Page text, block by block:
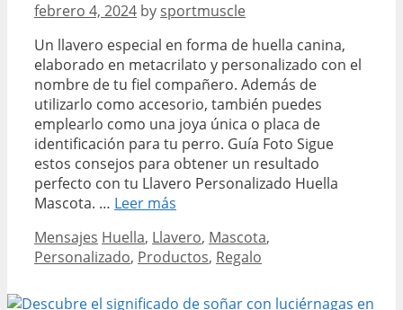
febrero 4, 2024 by sportmuscle
Un llavero especial en forma de huella canina,
elaborado en metacrilato y personalizado con el
nombre de tu fiel compañero. Además de
utilizarlo como accesorio, también puedes
emplearlo como una joya única o placa de
identificación para tu perro. Guía Foto Sigue
estos consejos para obtener un resultado
perfecto con tu Llavero Personalizado Huella
Mascota. … Leer más
Mascotas
Descubre
mejor
Categories
Mensajes Tags
Huella, Llavero, Mascota,
Personalizado, Productos, Regalo